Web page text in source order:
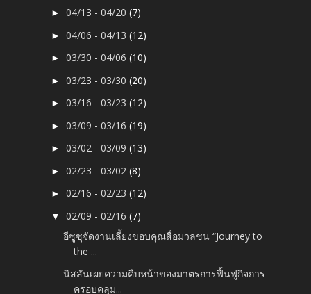
►04/13 - 04/20(7)
►04/06 - 04/13(12)
►03/30 - 04/06(10)
►03/23 - 03/30(20)
►03/16 - 03/23(12)
►03/09 - 03/16(19)
►03/02 - 03/09(13)
►02/23 - 03/02(8)
►02/16 - 02/23(12)
▼02/09 - 02/16(7)
อีซูซุจัดงานเลี้ยงขอบคุณสื่อมวลชน “Journey to
the ...
นิสสันเผยความคืบหน้าของมาตรการฟื้นฟูกิจการ
ครอบคลุม...